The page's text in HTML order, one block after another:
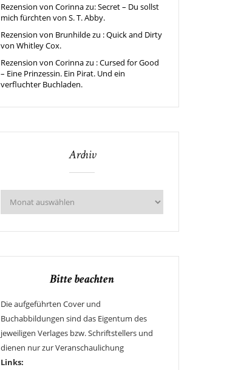
Rezension von Corinna zu: Secret – Du sollst
mich fürchten von S. T. Abby.
Rezension von Brunhilde zu : Quick and Dirty
von Whitley Cox.
Rezension von Corinna zu : Cursed for Good
– Eine Prinzessin. Ein Pirat. Und ein
verfluchter Buchladen.
Archiv
Bitte beachten
Die aufgeführten Cover und
Buchabbildungen sind das Eigentum des
jeweiligen Verlages bzw. Schriftstellers und
dienen nur zur Veranschaulichung
Links: